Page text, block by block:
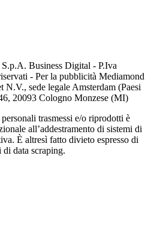
Business Digital - P.Iva
- Per la pubblicità Mediamond
sede legale Amsterdam (Paesi
20093 Cologno Monzese (MI)
trasmessi e/o riprodotti è
all’addestramento di sistemi di
È altresì fatto divieto espresso di
data scraping.